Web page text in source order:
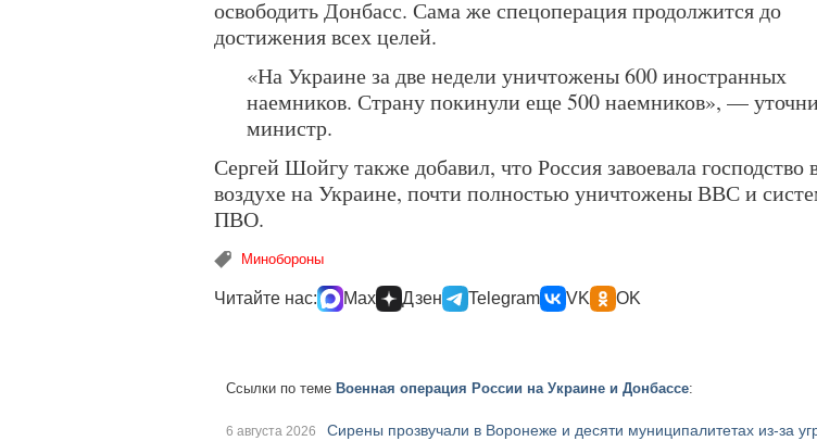
освободить Донбасс. Сама же спецоперация продолжится до
достижения всех целей.
«На Украине за две недели уничтожены 600 иностранных
наемников. Страну покинули еще 500 наемников», —
министр.
Сергей Шойгу также добавил, что Россия завоевала господство
воздухе на Украине, почти полностью уничтожены ВВС и
ПВО.
Минобороны
Читайте нас: Max Дзен Telegram VK OK
Ссылки по теме Военная операция России на Украине и Донбассе:
6 августа 2026
Сирены прозвучали в Воронеже и десяти муниципалитетах из-за